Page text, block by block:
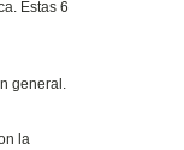
Estas 6
general.
la